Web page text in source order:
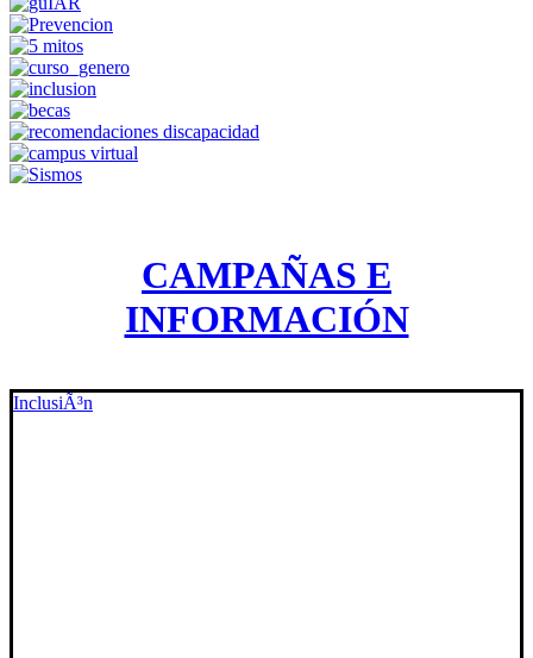
CAMPAÑAS E
INFORMACIÓN
InclusiÃ³n